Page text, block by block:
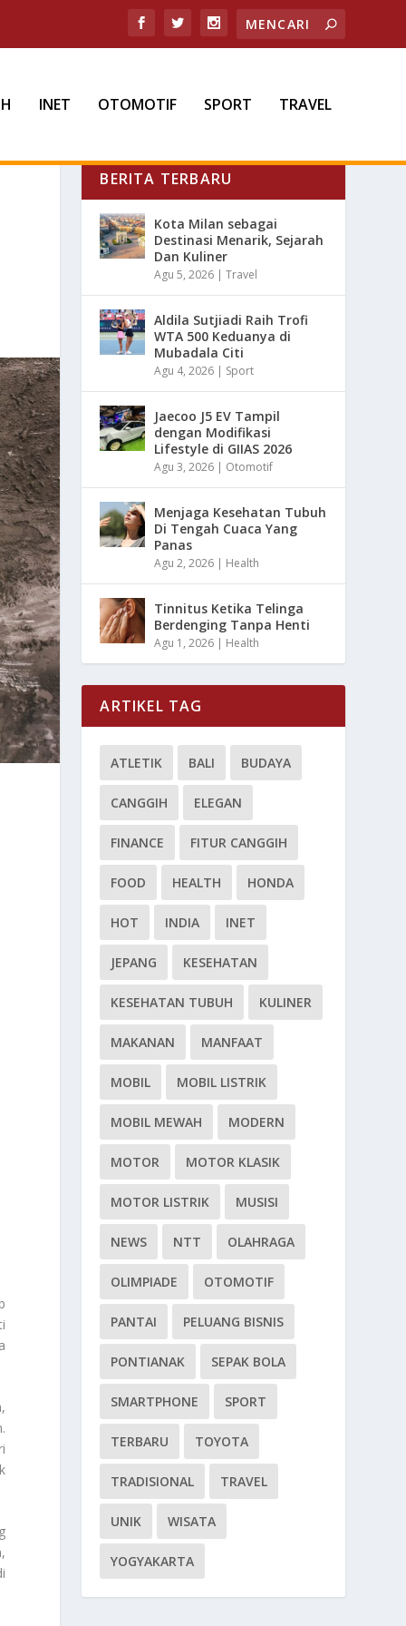
INET OTOMOTIF SPORT TRAVEL
BERITA TERBARU
Kota Milan sebagai
Destinasi Menarik, Sejarah
Dan Kuliner
Agu 5, 2026 |Travel
Aldila Sutjiadi Raih Trofi
WTA 500 Keduanya di
Mubadala Citi
Agu 4, 2026 | Sport
Jaecoo J5 EV Tampil
dengan Modifikasi
Lifestyle di GIIAS 2026
Agu 3, 2026 | Otomotif
Menjaga Kesehatan Tubuh
Di Tengah Cuaca Yang
Panas
Agu 2, 2026 | Health
Tinnitus Ketika Telinga
Berdenging Tanpa Henti
Agu 1, 2026 | Health
ARTIKEL TAG
ATLETIK BALI BUDAYA
CANGGIH ELEGAN
FINANCE FITUR CANGGIH
FOOD HEALTH HONDA
HOT INDIA INET
JEPANG KESEHATAN
KESEHATAN TUBUH KULINER
MAKANAN MANFAAT
MOBIL MOBIL LISTRIK
MOBIL MEWAH MODERN
MOTOR MOTOR KLASIK
MOTOR LISTRIK MUSISI
NEWS NTT OLAHRAGA
OLIMPIADE OTOMOTIF
PANTAI PELUANG BISNIS
PONTIANAK SEPAK BOLA
SMARTPHONE SPORT
TERBARU TOYOTA
TRADISIONAL TRAVEL
UNIK WISATA
YOGYAKARTA